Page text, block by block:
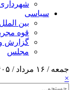
سیاسی
بین الملل
قوه
گزارش
مجلس
جمعه / ۱۶ مرداد / ۱۴۰۵
×